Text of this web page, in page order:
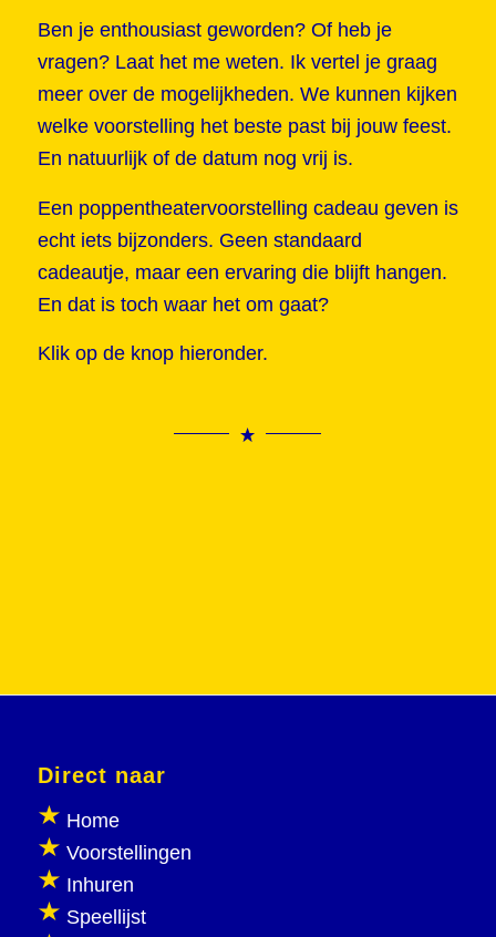
Ben je enthousiast geworden? Of heb je
vragen? Laat het me weten. Ik vertel je graag
meer over de mogelijkheden. We kunnen kijken
welke voorstelling het beste past bij jouw feest.
En natuurlijk of de datum nog vrij is.
Een poppentheatervoorstelling cadeau geven is
echt iets bijzonders. Geen standaard
cadeautje, maar een ervaring die blijft hangen.
En dat is toch waar het om gaat?
Klik op de knop hieronder.
Direct naar
Home
Voorstellingen
Inhuren
Speellijst